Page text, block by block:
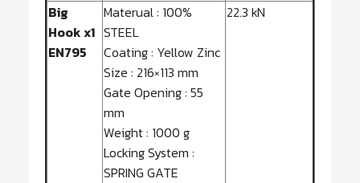
Big
Hook x1
EN795
Materual : 100%
STEEL
Coating : Yellow Zinc
Size : 216×113 mm
Gate Opening : 55
mm
Weight : 1000 g
Locking System :
SPRING GATE
22.3 kN